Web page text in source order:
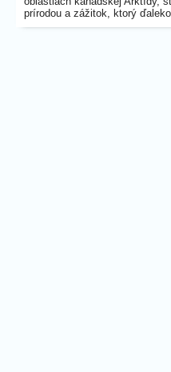
prírodou a zážitok, ktorý